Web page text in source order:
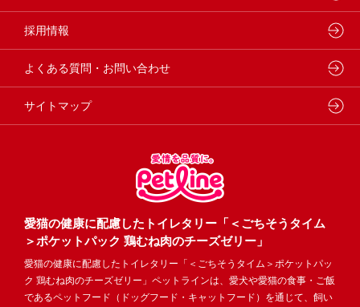
愛猫の健康に配慮したトイレタリー「＜ごちそうタイム
＞ポケットパック 鶏むね肉のチーズゼリー」
愛猫の健康に配慮したトイレタリー「＜ごちそうタイム＞ポケットパッ
ク 鶏むね肉のチーズゼリー」ペットラインは、愛犬や愛猫の食事・ご飯
であるペットフード（ドッグフード・キャットフード）を通じて、飼い
フードコンシェル
狂犬病予防
代表メッセージ
企業理念・ビジョン
採用情報
よくある質問・お問い合わせ
サイトマップ